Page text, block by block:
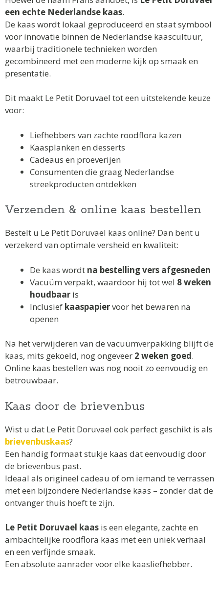
een echte Nederlandse kaas.
De kaas wordt lokaal geproduceerd en staat symbool
voor innovatie binnen de Nederlandse kaascultuur,
waarbij traditionele technieken worden
gecombineerd met een moderne kijk op smaak en
presentatie.
Dit maakt Le Petit Doruvael tot een uitstekende keuze
voor:
Liefhebbers van zachte roodflora kazen
Kaasplanken en desserts
Cadeaus en proeverijen
Consumenten die graag Nederlandse
streekproducten ontdekken
Verzenden & online kaas bestellen
Bestelt u Le Petit Doruvael kaas online? Dan bent u
verzekerd van optimale versheid en kwaliteit:
De kaas wordt na bestelling vers afgesneden
Vacuüm verpakt, waardoor hij tot wel 8 weken
houdbaar is
Inclusief kaaspapiervoor het bewaren na
openen
Na het verwijderen van de vacuümverpakking blijft de
kaas, mits gekoeld, nog ongeveer 2 weken goed.
Online kaas bestellen was nog nooit zo eenvoudig en
betrouwbaar.
Kaas door de brievenbus
Wist u dat Le Petit Doruvael ook perfect geschikt is als
brievenbuskaas?
Een handig formaat stukje kaas dat eenvoudig door
de brievenbus past.
Ideaal als origineel cadeau of om iemand te verrassen
met een bijzondere Nederlandse kaas – zonder dat de
ontvanger thuis hoeft te zijn.
Le Petit Doruvael kaas is een elegante, zachte en
ambachtelijke roodflora kaas met een uniek verhaal
en een verfijnde smaak.
Een absolute aanrader voor elke kaasliefhebber.